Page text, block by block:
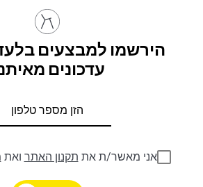
הירשמו למבצעים
עדכונים
אני מאשר/ת את תקנון האתר ואת